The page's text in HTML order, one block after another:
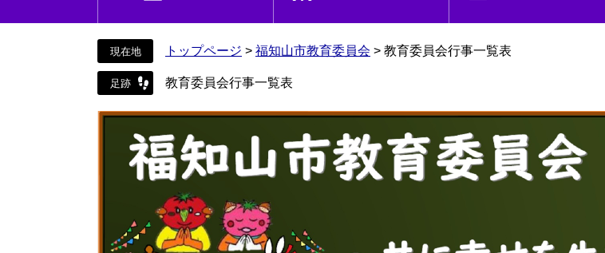
文
トップページ > 福知山市教育委員会 > 教育委員会行事一覧表
教育委員会行事一覧表